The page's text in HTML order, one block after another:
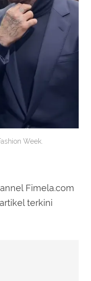
Week.
Fimela.com
terkini